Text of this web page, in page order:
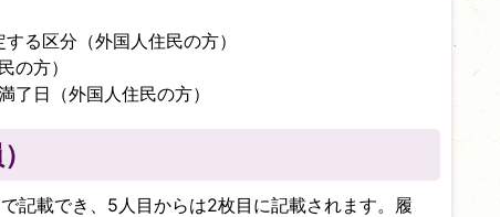
る区分（外国人住民の方）
の方）
了日（外国人住民の方）
記載でき、5人目からは2枚目に記載されます。履